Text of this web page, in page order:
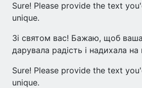
Sure! Please provide the text
unique.
Зі святом вас! Бажаю, щоб ваша
дарувала радість і надихала на
Sure! Please provide the text
unique.